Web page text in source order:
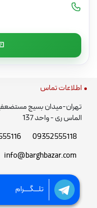
اطلاعات تماس
تهران-میدان بسیج
الماس ری - واحد 137
09352555118
info@barghbazar.com
تلـــگــــرام